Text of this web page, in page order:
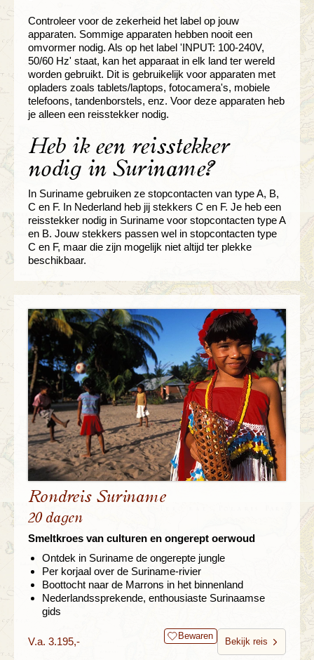
Controleer voor de zekerheid het label op jouw
apparaten. Sommige apparaten hebben nooit een
omvormer nodig. Als op het label 'INPUT: 100-240V,
50/60 Hz' staat, kan het apparaat in elk land ter wereld
worden gebruikt. Dit is gebruikelijk voor apparaten met
opladers zoals tablets/laptops, fotocamera's, mobiele
telefoons, tandenborstels, enz. Voor deze apparaten heb
je alleen een reisstekker nodig.
Heb ik een reisstekker
nodig in Suriname?
In Suriname gebruiken ze stopcontacten van type A, B,
C en F. In Nederland heb jij stekkers C en F. Je heb een
reisstekker nodig in Suriname voor stopcontacten type A
en B. Jouw stekkers passen wel in stopcontacten type
C en F, maar die zijn mogelijk niet altijd ter plekke
beschikbaar.
Rondreis Suriname
20 dagen
Smeltkroes van culturen en ongerept oerwoud
Ontdek in Suriname de ongerepte jungle
Per korjaal over de Suriname-rivier
Boottocht naar de Marrons in het binnenland
Nederlandssprekende, enthousiaste Surinaamse
gids
V.a. 3.195,- Bewaren
Bekijk reis